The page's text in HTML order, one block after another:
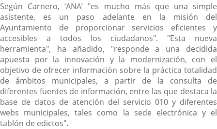
Según Carnero, ‘ANA’ "es mucho más que una simple
asistente, es un paso adelante en la misión del
Ayuntamiento de proporcionar servicios eficientes y
accesibles a todos los ciudadanos". "Esta nueva
herramienta", ha añadido, "responde a una decidida
apuesta por la innovación y la modernización, con el
objetivo de ofrecer información sobre la práctica totalidad
de ámbitos municipales, a partir de la consulta de
diferentes fuentes de información, entre las que destaca la
base de datos de atención del servicio 010 y diferentes
webs municipales, tales como la sede electrónica y el
tablón de edictos".